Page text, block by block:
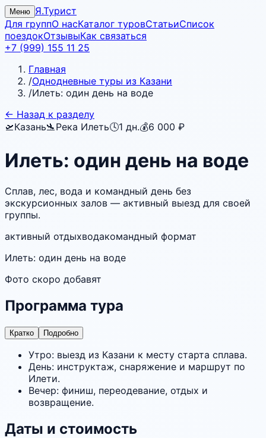
Меню Я.Турист
Для группО насКаталог туровСтатьиСписок
поездокОтзывыКак связаться
+7 (999) 155 11 25
Главная
/Однодневные туры из Казани
/Илеть: один день на воде
← Назад к разделу
🛫Казань🛬Река Илеть🕓1 дн.💰6 000 ₽
Илеть: один день на воде
Сплав, лес, вода и командный день без
экскурсионных залов — активный выезд для своей
группы.
активный отдыхводакомандный формат
Илеть: один день на воде
Фото скоро добавят
Программа тура
Кратко Подробно
Утро: выезд из Казани к месту старта сплава.
День: инструктаж, снаряжение и маршрут по
Илети.
Вечер: финиш, переодевание, отдых и
возвращение.
Даты и стоимость